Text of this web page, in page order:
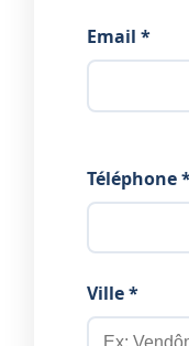
Email *
Téléphone
Ville *